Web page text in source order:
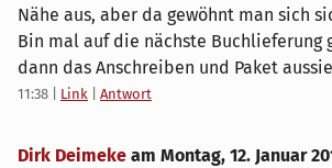
Nähe aus, aber da gewöhnt man sich
Bin mal auf die nächste Buchlieferung
dann das Anschreiben und Paket
11:38 Link Antwort
Dirk Deimeke am Montag, 12. Januar